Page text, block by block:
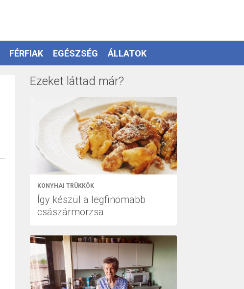
FÉRFIAK EGÉSZSÉG ÁLLATOK
Ezeket láttad már?
KONYHAI TRÜKKÖK
Így készül a legfinomabb
császármorzsa